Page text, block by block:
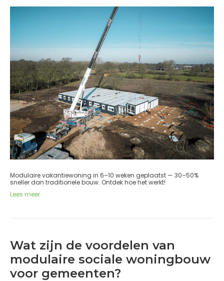
Modulaire vakantiewoning in 6–10 weken geplaatst — 30–50%
sneller dan traditionele bouw. Ontdek hoe het werkt!
Lees meer
Wat zijn de voordelen van
modulaire sociale woningbouw
voor gemeenten?